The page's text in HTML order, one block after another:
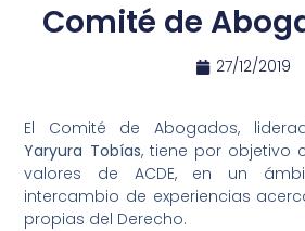
Comité de
27/12/2019
El Comité de Abogados,
Yaryura Tobías, tiene por objetivo
valores de ACDE, en un
intercambio de experiencias
propias del Derecho.